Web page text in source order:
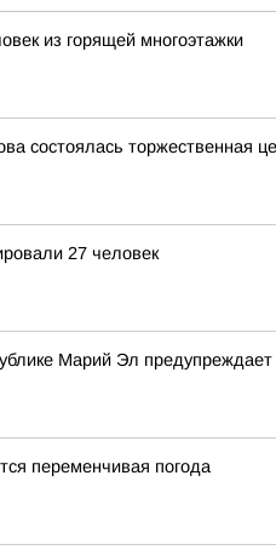
из горящей многоэтажки
состоялась торжественная
27 человек
Марий Эл предупреждает
переменчивая погода